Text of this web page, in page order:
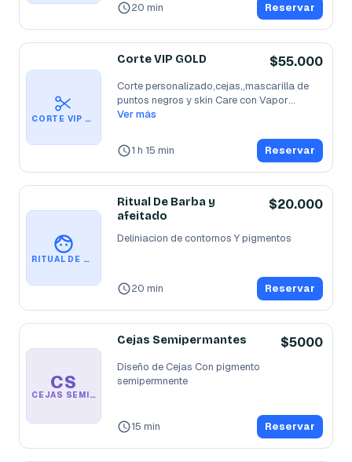
20 min Reservar
CORTE VIP GOLD
Corte VIP GOLD $55.000
Corte personalizado,cejas,,mascarilla de
puntos negros y skin Care con Vapor...
Ver más
1 h 15 min Reservar
RITUAL DE BARBA Y AFEITADO
Ritual De Barba y
afeitado
$20.000
Deliniacion de contornos Y pigmentos
20 min Reservar
CS
CEJAS SEMIPERMANTES
Cejas Semipermantes $5000
Diseño de Cejas Con pigmento
semipermnente
15 min Reservar